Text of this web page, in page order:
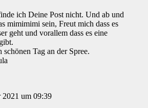
ich Deine Post nicht. Und ab und
mimimimi sein, Freut mich dass es
geht und vorallem dass es eine
Tag an der Spree.
2021 um 09:39